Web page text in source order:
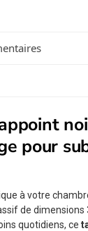
pour
à votre
de dimensions
quotidiens, ce